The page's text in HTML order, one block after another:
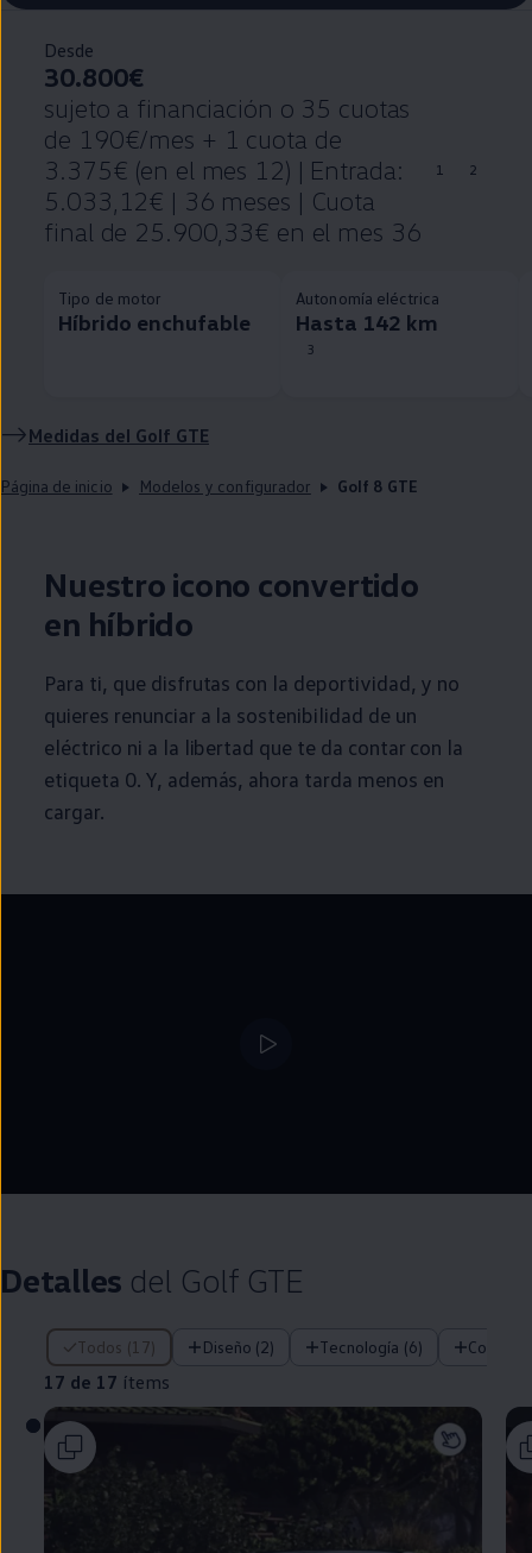
Desde
30.800€
sujeto a financiación o 35 cuotas
de 190€/mes + 1 cuota de
3.375€ (en el mes 12) | Entrada:
5.033,12€ | 36 meses | Cuota
final de 25.900,33€ en el mes 36
1 2
Tipo de motor
Híbrido enchufable
Autonomía eléctrica
Hasta 142 km
3
Medidas del Golf GTE
Página de inicio Modelos y configurador Golf 8 GTE
Nuestro icono convertido
en híbrido
Para ti, que disfrutas con la deportividad, y no
quieres renunciar a la sostenibilidad de un
eléctrico ni a la libertad que te da contar con la
etiqueta 0. Y, además, ahora tarda menos en
cargar.
Detalles del Golf GTE
Todos (17) Diseño (2) Tecnología (6) Confort
17 de 17 ítems
17 de 17 ítems